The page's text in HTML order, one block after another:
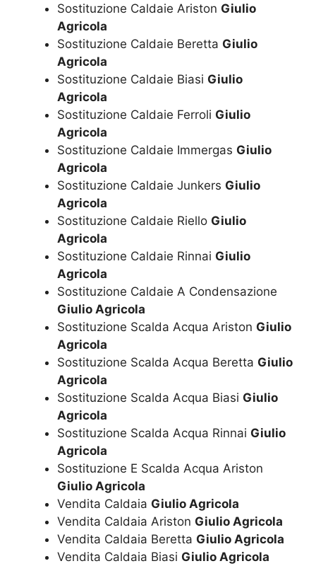
Sostituzione Caldaie Ariston Giulio
Agricola
Sostituzione Caldaie Beretta Giulio
Agricola
Sostituzione Caldaie Biasi Giulio
Agricola
Sostituzione Caldaie Ferroli Giulio
Agricola
Sostituzione Caldaie Immergas Giulio
Agricola
Sostituzione Caldaie Junkers Giulio
Agricola
Sostituzione Caldaie Riello Giulio
Agricola
Sostituzione Caldaie Rinnai Giulio
Agricola
Sostituzione Caldaie A Condensazione
Giulio Agricola
Sostituzione Scalda Acqua Ariston Giulio
Agricola
Sostituzione Scalda Acqua Beretta Giulio
Agricola
Sostituzione Scalda Acqua Biasi Giulio
Agricola
Sostituzione Scalda Acqua Rinnai Giulio
Agricola
Sostituzione E Scalda Acqua Ariston
Giulio Agricola
Vendita Caldaia Giulio Agricola
Vendita Caldaia Ariston Giulio Agricola
Vendita Caldaia Beretta Giulio Agricola
Vendita Caldaia Biasi Giulio Agricola